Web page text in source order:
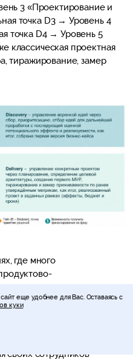
3 «Проектирование и
точка D3 → Уровень 4
точка D4 → Уровень 5
классическая проектная
тиражирование, замер
где много
реализации —
точки принятия решений
к продукту. Крупный
своих сотрудников
еще удобнее для Вас. Оставаясь с
куки